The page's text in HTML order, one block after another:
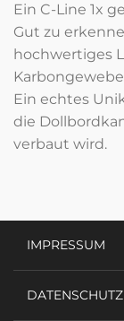
Ein C-Line 1x
Gut zu
hochwertiges
Ein echtes
die
verbaut wird.
IMPRESSUM